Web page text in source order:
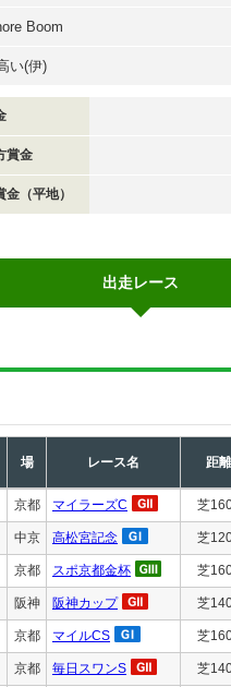
Boom
い(伊)
賞金
金（平地）
出走レース
場 レース名 距離
京都 マイラーズC 芝
中京 高松宮記念 芝
京都 スポ京都金杯 芝
阪神 阪神カップ 芝
京都 マイルCS 芝
京都 毎日スワンS 芝